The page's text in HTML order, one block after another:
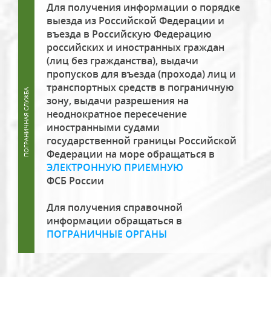
Для получения информации о порядке
выезда из Российской Федерации и
въезда в Российскую Федерацию
российских и иностранных граждан
(лиц без гражданства), выдачи
пропусков для въезда (прохода) лиц и
транспортных средств в пограничную
зону, выдачи разрешения на
неоднократное пересечение
иностранными судами
государственной границы Российской
Федерации на море обращаться в
ЭЛЕКТРОННУЮ ПРИЕМНУЮ
ФСБ России
Для получения справочной
информации обращаться в
ПОГРАНИЧНЫЕ ОРГАНЫ